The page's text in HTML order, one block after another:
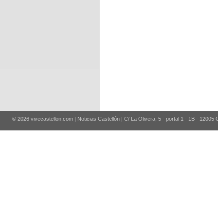
© 2026 vivecastellon.com | Noticias Castellón | C/ La Olivera, 5 - portal 1 - 1B - 12005